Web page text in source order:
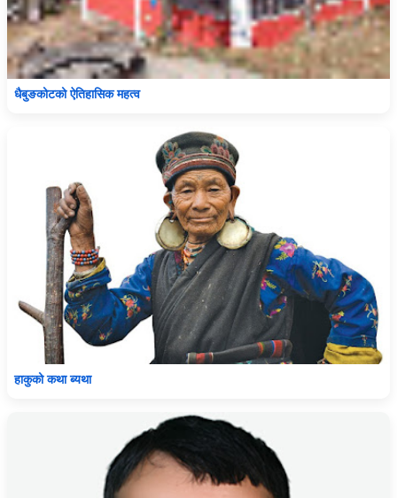
धैबुङकोटको ऐतिहासिक महत्व
हाकुको कथा ब्यथा